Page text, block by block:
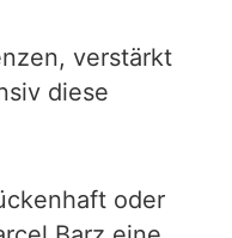
verstärkt
diese
oder